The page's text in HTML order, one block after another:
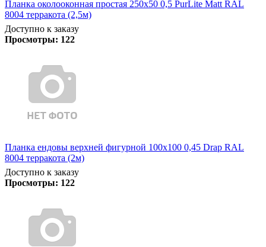
Планка околооконная простая 250х50 0,5 PurLite Matt RAL
8004 терракота (2,5м)
Доступно к заказу
Просмотры: 122
Планка ендовы верхней фигурной 100x100 0,45 Drap RAL
8004 терракота (2м)
Доступно к заказу
Просмотры: 122